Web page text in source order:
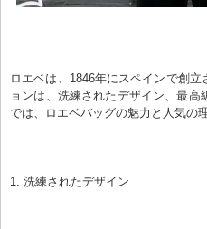
ロエベは、1846年にスペインで創
ョンは、洗練されたデザイン、最
では、ロエベバッグの魅力と人気の
1. 洗練されたデザイン